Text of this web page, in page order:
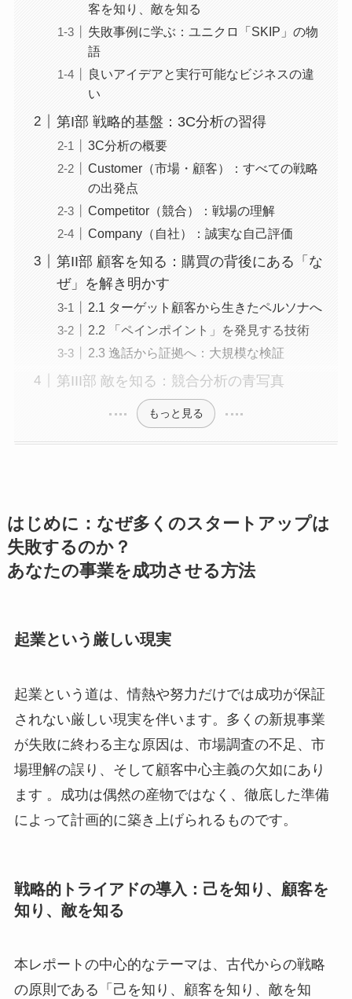
客を知り、敵を知る
失敗事例に学ぶ：ユニクロ「SKIP」の物
語
良いアイデアと実行可能なビジネスの違
い
第I部 戦略的基盤：3C分析の習得
3C分析の概要
Customer（市場・顧客）：すべての戦略
の出発点
Competitor（競合）：戦場の理解
Company（自社）：誠実な自己評価
第II部 顧客を知る：購買の背後にある「な
ぜ」を解き明かす
2.1 ターゲット顧客から生きたペルソナへ
2.2 「ペインポイント」を発見する技術
2.3 逸話から証拠へ：大規模な検証
第III部 敵を知る：競合分析の青写真
もっと見る
はじめに：なぜ多くのスタートアップは
失敗するのか？
あなたの事業を成功させる方法
起業という厳しい現実
起業という道は、情熱や努力だけでは成功が保証
されない厳しい現実を伴います。多くの新規事業
が失敗に終わる主な原因は、市場調査の不足、市
場理解の誤り、そして顧客中心主義の欠如にあり
ます 。成功は偶然の産物ではなく、徹底した準備
によって計画的に築き上げられるものです。
戦略的トライアドの導入：己を知り、顧客を
知り、敵を知る
本レポートの中心的なテーマは、古代からの戦略
の原則である「己を知り、顧客を知り、敵を知